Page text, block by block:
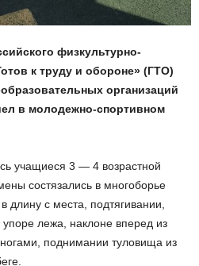
физкультурно-
к труду и обороне» (ГТО)
организаций
в молодежно-спортивном
учащиеся 3 — 4 возрастной
состязались в многоборье
с места, подтягивании,
упоре лежа, наклоне вперед из
поднимании туловища из